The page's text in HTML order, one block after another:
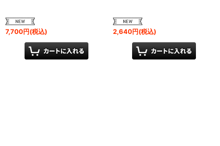
7,700円(税込) 2,640円(税込)